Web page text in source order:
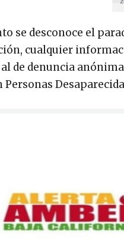
se desconoce el
cualquier
al de denuncia
Personas